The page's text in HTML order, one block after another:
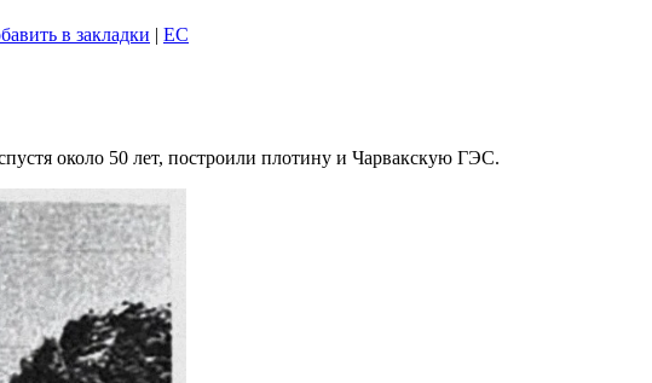
в закладки | EC
около 50 лет, построили плотину и Чарвакскую ГЭС.